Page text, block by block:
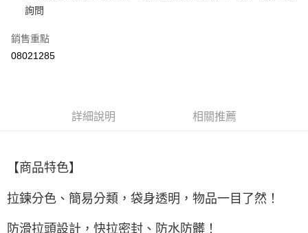
ATM付款
運送方式
全家取貨付款
每筆NT$60，滿NT$499(含以上)免運費
每筆NT$60，滿NT$499(含以上)免運費
付款後萊爾富取貨
詢問
銷售重點
08021285
詳細說明 相關推薦
【商品特色】
拉鍊分色、簡易分類，袋身透明，物品一目了然！
防滑拉頭設計，快拉密封、防水防髒！